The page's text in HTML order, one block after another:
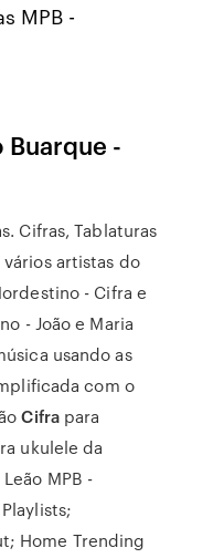
MPB -
Buarque -
Cifras, Tablaturas
artistas do
- Cifra e
- João e Maria
usando as
com o
Cifrapara
ukulele da
MPB -
Home Trending